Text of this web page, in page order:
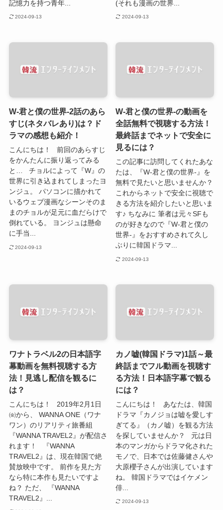
記憶力を持つ青年...
2024-09-13
(それも漫画の世界...
2024-09-13
W-君と僕の世界-2話のあら
すじ(ネタバレあり)は？ド
ラマの感想も紹介！
こんにちは！ 前回のあらすじ
をかんたんに振り返ってみる
と… チョルによって『W』の
世界に引き込まれてしまったヨ
ンジュ。 パソコンに描かれて
いるウェブ漫画なシーンそのま
まのチョルが足元に血だらけで
倒れている。 ヨンジュは懸命
に手当...
2024-09-13
W-君と僕の世界-の動画を
全話無料で視聴する方法！
最終話までネットで安全に
見るには？
この記事に訪問してくれたあな
たは、『W-君と僕の世界-』を
無料で見たいと思いませんか？
これからネットで安全に視聴で
きる方法を紹介したいと思いま
す♪ ちなみに 筆者は元々SFも
のが好きなので『W-君と僕の
世界-』をおすすめされて久し
ぶりに韓国ドラマ...
2024-09-13
ワナトラベル2の日本語字
幕動画を無料視聴する方
法！見逃し配信を観るに
は？
こんにちは！ 2019年2月1日
㈮から、 WANNA ONE（ワナ
ワン）のリアリティ旅番組
『WANNA TRAVEL2』が配信さ
れます！ 『WANNA
TRAVEL2』は、現在韓国で絶
賛放映中です。 前作を見た方
なら特に本作も見たいですよ
ね？ ただ、 『WANNA
TRAVEL2』...
カノ嘘(韓国ドラマ)1話～最
終話までフル動画を視聴す
る方法！日本語字幕で観る
には？
こんにちは！ あなたは、韓国
ドラマ『カノジョは嘘を愛しす
ぎてる』（カノ嘘）を観る方法
を探していませんか？ 元は日
本のマンガからドラマ化された
モノで、日本では佐藤健さんや
大原櫻子さんが出演しています
ね。 韓国ドラマではイケメン
俳...
2024-09-13